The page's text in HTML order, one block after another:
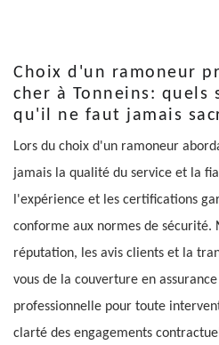
Choix d'un ramoneur
cher à Tonneins: quels
qu'il ne faut jamais
Lors du choix d'un ramoneur
jamais la qualité du service et la
l'expérience et les certifications
conforme aux normes de sécurité.
réputation, les avis clients et la
vous de la couverture en
professionnelle pour toute
clarté des engagements